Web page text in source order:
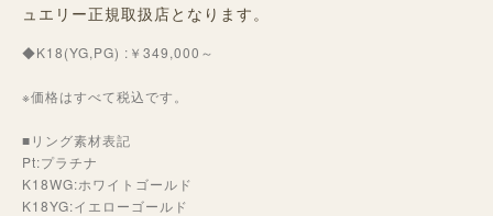
ュエリー正規取扱店となります。
◆K18(YG,PG) :￥349,000～
※価格はすべて税込です。
■リング素材表記
Pt:プラチナ
K18WG:ホワイトゴールド
K18YG:イエローゴールド